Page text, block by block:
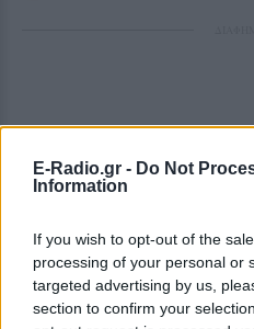
E-Radio.gr - Do Not
Information
If you wish to opt-out of the
processing of your personal or
targeted advertising by us,
section to confirm your